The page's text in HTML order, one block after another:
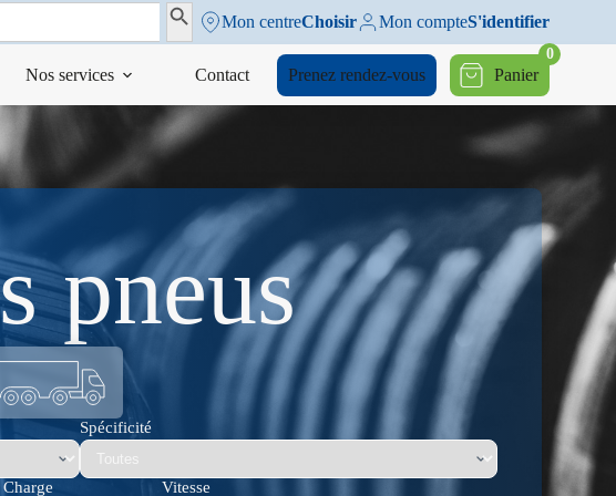
Search ButtonMon centreChoisir Mon compteS'identifier
Nos services Contact Prenez rendez-vous Panier
0
pneus
Spécificité
Charge Vitesse